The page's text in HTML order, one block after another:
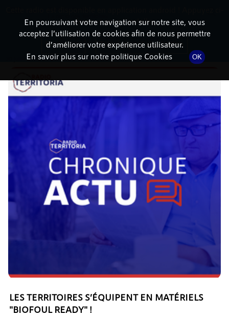
DÉTAILS DE L'ÉPISODE
30 juillet 2021à 4h02 , durée : 2 minutes
LES TERRITOIRES S’ÉQUIPENT EN MATÉRIELS
"BIOFOUL READY" !
En poursuivant votre navigation sur notre site, vous
acceptez l’utilisation de cookies afin de nous permettre
d’améliorer votre expérience utilisateur.
En savoir plus sur notre politique Cookies
OK
dessous pour l'installer.
Non merci Télécharger l'application